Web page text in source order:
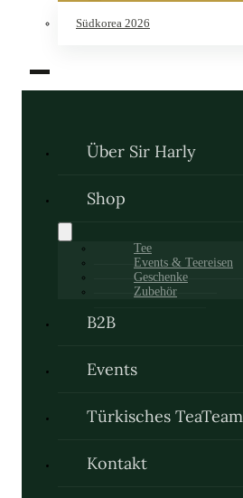
Südkorea 2026
Über Sir Harly
Shop
Tee
Events & Teereisen
Geschenke
Zubehör
B2B
Events
Türkisches TeaTeam
Kontakt